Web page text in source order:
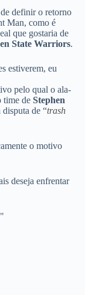
definir o retorno
Man, como é
que gostaria de
State Warriors.
estiverem, eu
pelo qual o ala-
time de Stephen
de “trash
o motivo
deseja enfrentar